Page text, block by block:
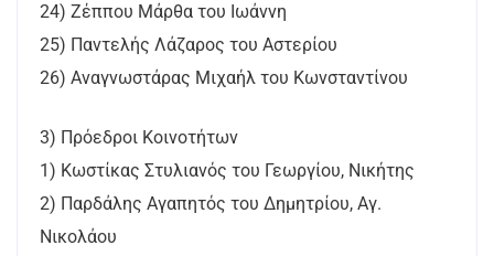
24) Ζέππου Μάρθα του Ιωάννη
25) Παντελής Λάζαρος του Αστερίου
26) Αναγνωστάρας Μιχαήλ του Κωνσταντίνου
3) Πρόεδροι Κοινοτήτων
1) Κωστίκας Στυλιανός του Γεωργίου, Νικήτης
2) Παρδάλης Αγαπητός του Δημητρίου, Αγ.
Νικολάου